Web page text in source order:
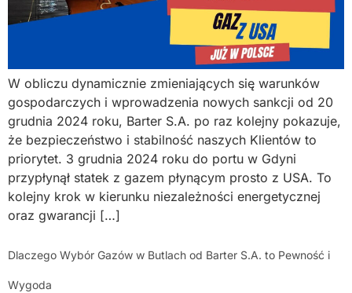
W obliczu dynamicznie zmieniających się warunków
gospodarczych i wprowadzenia nowych sankcji od 20
grudnia 2024 roku, Barter S.A. po raz kolejny pokazuje,
że bezpieczeństwo i stabilność naszych Klientów to
priorytet. 3 grudnia 2024 roku do portu w Gdyni
przypłynął statek z gazem płynącym prosto z USA. To
kolejny krok w kierunku niezależności energetycznej
oraz gwarancji […]
Dlaczego Wybór Gazów w Butlach od Barter S.A. to Pewność i
Wygoda